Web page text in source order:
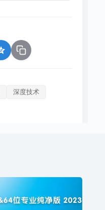
深度技术